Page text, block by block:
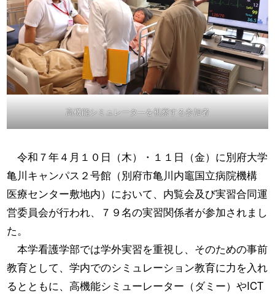
高機能シミュレータ―を視察する参加者
令和７年４月１０日（木）・１１日（金）に別府大学
亀川キャンパス２号館（別府市亀川内竈国立病院機構
医療センター敷地内）において、内覧会及び実習合同運
営委員会が行われ、７９名の実習関係者が参加されまし
た。
本学看護学部では学外実習を重視し、そのための事前
教育として、学内でのシミュレーション教育に力を入れ
るとともに、高機能シミューレーター（ダミー）やICT